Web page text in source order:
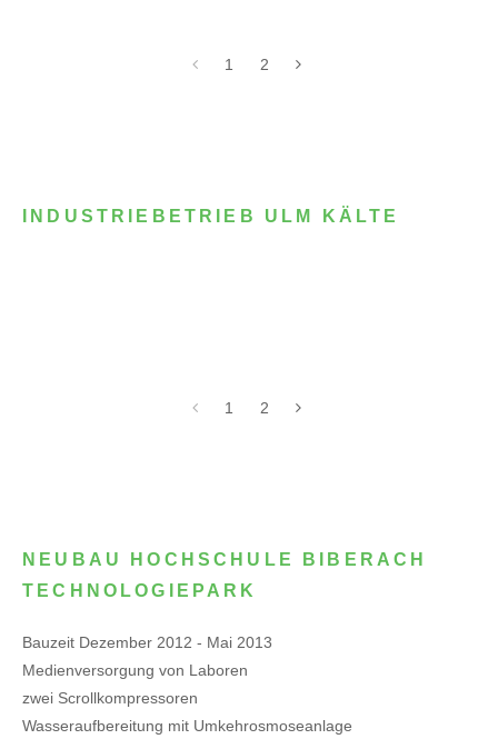
1 2
INDUSTRIEBETRIEB ULM KÄLTE
1 2
NEUBAU HOCHSCHULE BIBERACH
TECHNOLOGIEPARK
Bauzeit Dezember 2012 - Mai 2013
Medienversorgung von Laboren
zwei Scrollkompressoren
Wasseraufbereitung mit Umkehrosmoseanlage